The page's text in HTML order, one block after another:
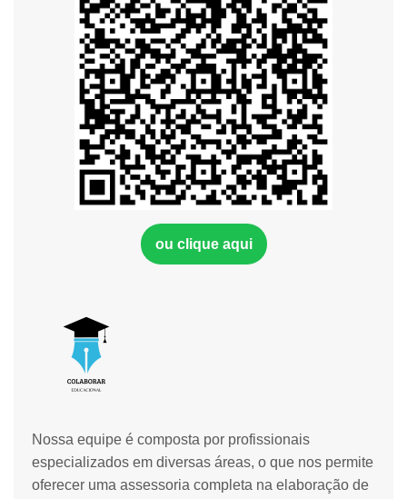
Nossa equipe é composta por profissionais
especializados em diversas áreas, o que nos permite
oferecer uma assessoria completa na elaboração de
ou clique aqui